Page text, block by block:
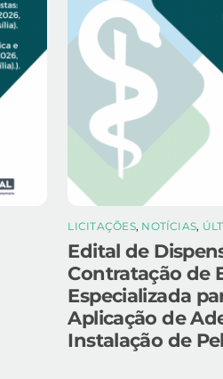
LICITAÇÕES, NOTÍCIAS,
Edital de
Contratação de
Especializada
Aplicação de
Instalação de